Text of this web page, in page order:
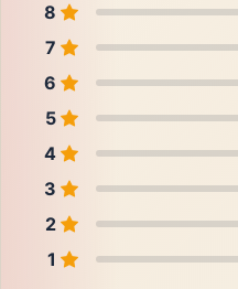
8
7
6
5
4
3
2
1